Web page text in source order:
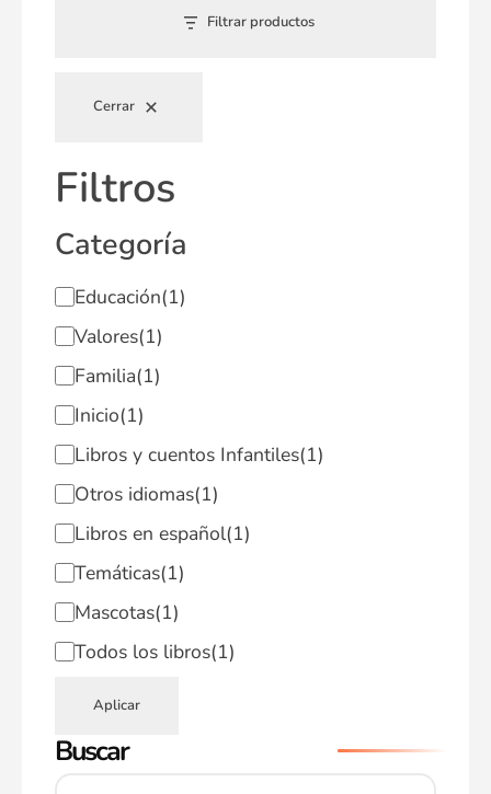
Filtrar productos
Cerrar
Filtros
Categoría
Educación(1)
Valores(1)
Familia(1)
Inicio(1)
Libros y cuentos Infantiles(1)
Otros idiomas(1)
Libros en español(1)
Temáticas(1)
Mascotas(1)
Todos los libros(1)
Aplicar
Buscar